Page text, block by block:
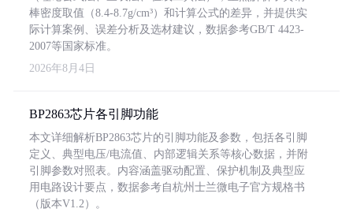
棒密度取值（8.4-8.7g/cm³）和计算公式的差异，并提供实
际计算案例、误差分析及选材建议，数据参考GB/T 4423-
2007等国家标准。
2026年8月4日
BP2863芯片各引脚功能
本文详细解析BP2863芯片的引脚功能及参数，包括各引脚
定义、典型电压/电流值、内部逻辑关系等核心数据，并附
引脚参数对照表。内容涵盖驱动配置、保护机制及典型应
用电路设计要点，数据参考自杭州士兰微电子官方规格书
（版本V1.2）。